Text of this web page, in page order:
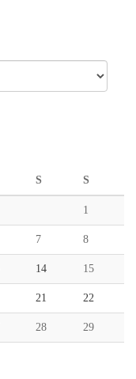
S S
1
7 8
14 15
21 22
28 29